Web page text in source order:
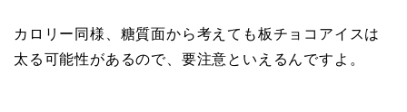
カロリー同様、糖質面から考えても板チョコアイスは
太る可能性があるので、要注意といえるんですよ。